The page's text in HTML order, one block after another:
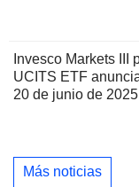
Invesco Markets III
UCITS ETF
20 de junio de
Más noticias